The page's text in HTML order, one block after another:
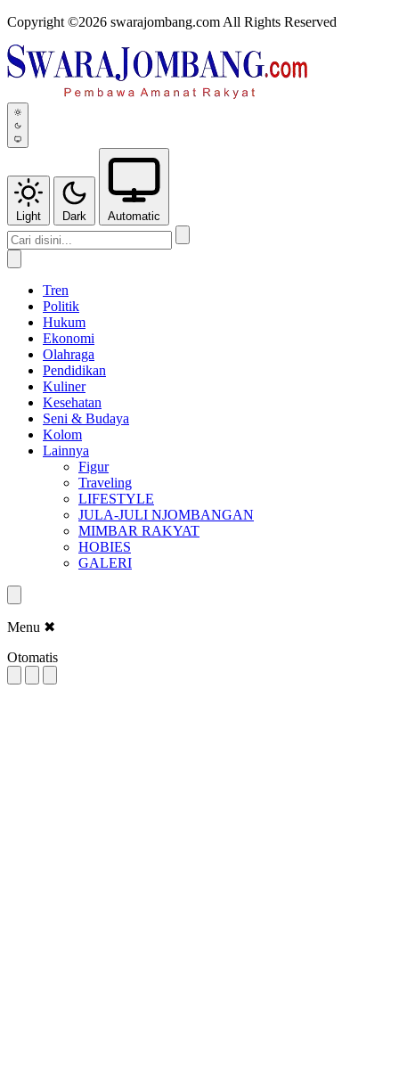
Copyright ©2026 swarajombang.com All Rights Reserved
Light Dark Automatic
Tren
Politik
Hukum
Ekonomi
Olahraga
Pendidikan
Kuliner
Kesehatan
Seni & Budaya
Kolom
Lainnya
Figur
Traveling
LIFESTYLE
JULA-JULI NJOMBANGAN
MIMBAR RAKYAT
HOBIES
GALERI
Menu ✖
Otomatis